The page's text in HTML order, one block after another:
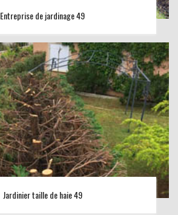
Entreprise de jardinage 49
Jardinier taille de haie 49